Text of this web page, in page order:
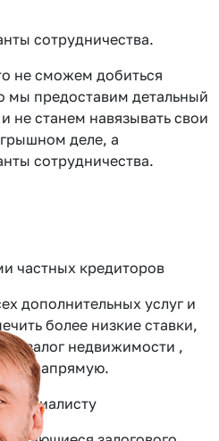
сотрудничества.
не сможем добиться
мы предоставим детальный
не станем навязывать свои
деле, а
сотрудничества.
частных кредиторов
дополнительных услуг и
более низкие ставки,
залог недвижимости ,
напрямую.